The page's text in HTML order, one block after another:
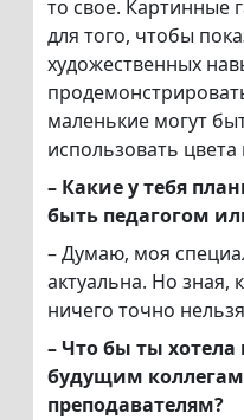
то свое. Картинные
для того, чтобы
художественных
маленькие могут
использовать
– Какие у тебя
быть педагогом
– Думаю, моя
актуальна. Но зная,
ничего точно
– Что бы ты
будущим
преподавателям?